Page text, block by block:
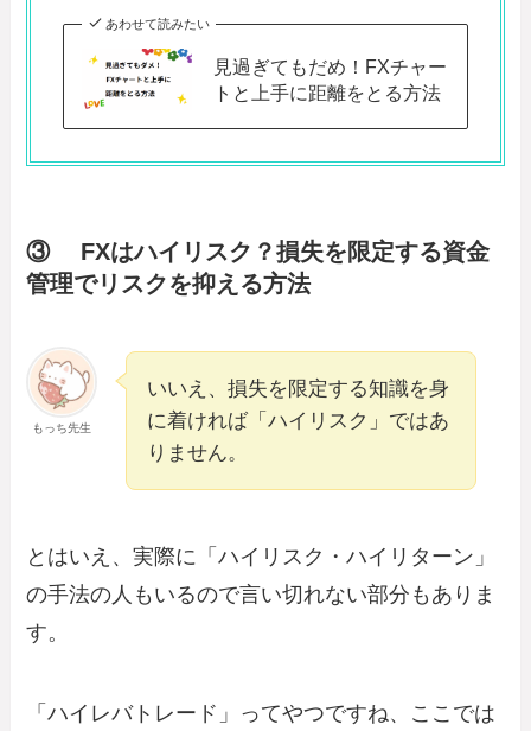
あわせて読みたい
見過ぎてもだめ！FXチャー
トと上手に距離をとる方法
③ FXはハイリスク？損失を限定する資金
管理でリスクを抑える方法
もっち先生
いいえ、損失を限定する知識を身
に着ければ「ハイリスク」ではあ
りません。
とはいえ、実際に「ハイリスク・ハイリターン」
の手法の人もいるので言い切れない部分もありま
す。
「ハイレバトレード」ってやつですね、ここでは